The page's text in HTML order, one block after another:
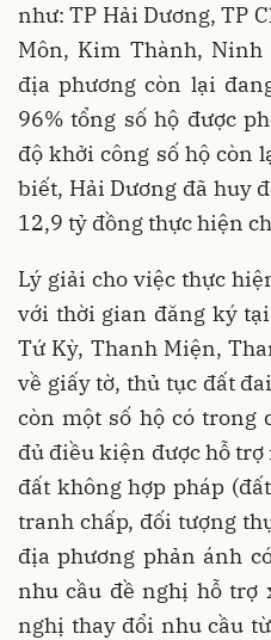
như: TP Hải Dương, TP
Môn, Kim Thành, Ninh
địa phương còn lại
96% tổng số hộ được
độ khởi công số hộ còn
biết, Hải Dương đã huy
12,9 tỷ đồng thực hiện
Lý giải cho việc thực
với thời gian đăng ký
Tứ Kỳ, Thanh Miện,
về giấy tờ, thủ tục đất
còn một số hộ có trong
đủ điều kiện được hỗ
đất không hợp pháp
tranh chấp, đối tượng
địa phương phản ánh
nhu cầu đề nghị hỗ trợ
nghị thay đổi nhu cầu